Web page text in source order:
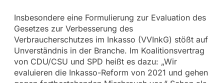
Insbesondere eine Formulierung zur Evaluation des
Gesetzes zur Verbesserung des
Verbraucherschutzes im Inkasso (VVInkG) stößt auf
Unverständnis in der Branche. Im Koalitionsvertrag
von CDU/CSU und SPD heißt es dazu: „Wir
evaluieren die Inkasso-Reform von 2021 und gehen